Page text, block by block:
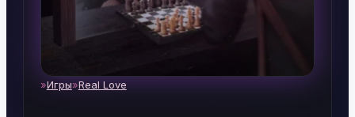
Home
Игры Real Love